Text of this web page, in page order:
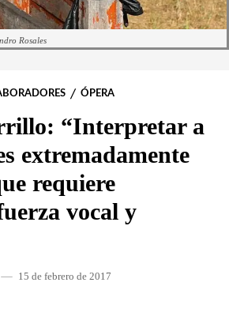
Rosales
ÓPERA
“Interpretar a
extremadamente
requiere
vocal y
15 de febrero de 2017